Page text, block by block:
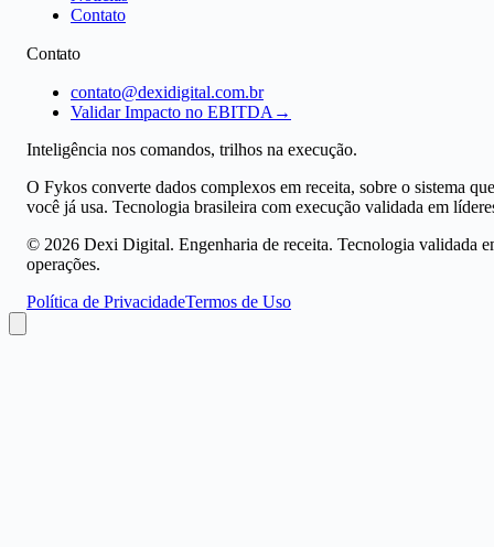
Contato
Contato
contato@dexidigital.com.br
Validar Impacto no EBITDA →
Inteligência nos comandos, trilhos na execução.
O Fykos converte dados complexos em receita, sobre o sistema que
você já usa. Tecnologia brasileira com execução validada em
© 2026 Dexi Digital. Engenharia de receita. Tecnologia validada
operações.
Política de PrivacidadeTermos de Uso